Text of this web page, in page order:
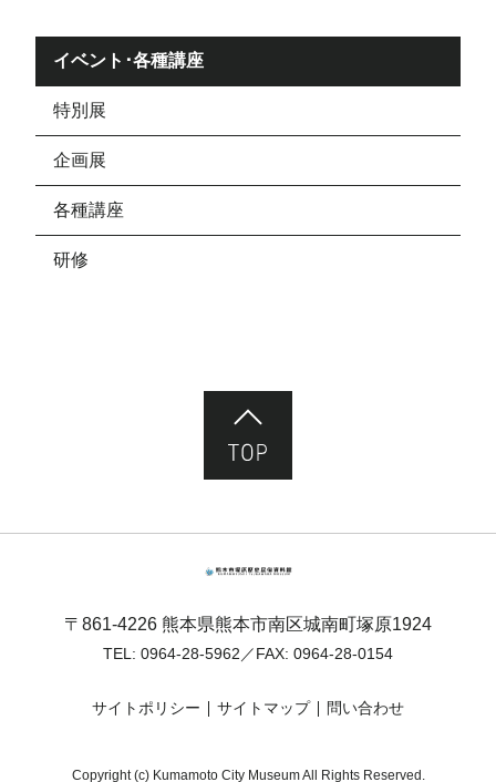
イベント･各種講座
特別展
企画展
各種講座
研修
〒861-4226 熊本県熊本市南区城南町塚原1924
TEL: 0964-28-5962 ／FAX: 0964-28-0154
サイトポリシー サイトマップ 問い合わせ
Copyright (c) Kumamoto City Museum All Rights Reserved.